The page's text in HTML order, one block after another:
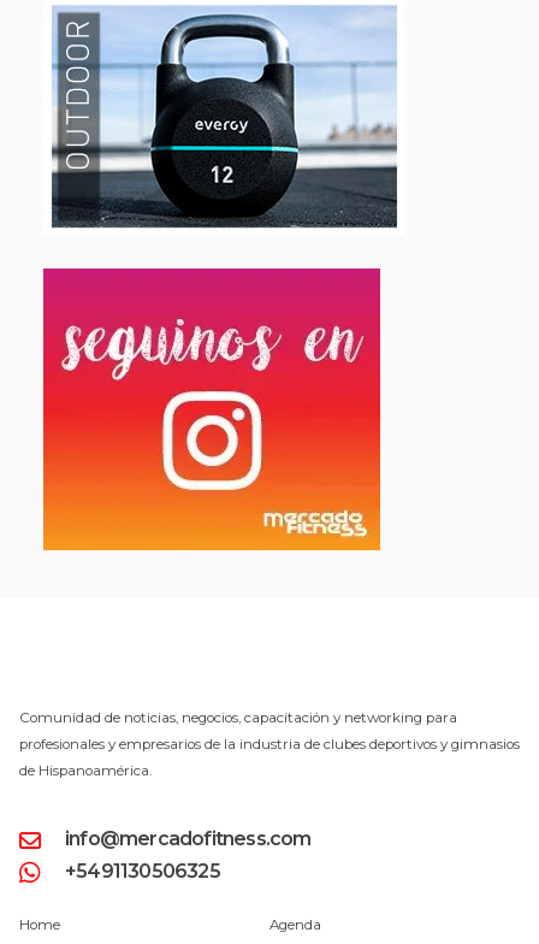
Comunidad de noticias, negocios, capacitación y networking para
profesionales y empresarios de la industria de clubes deportivos y gimnasios
de Hispanoamérica.
info@mercadofitness.com
+5491130506325
Home Agenda